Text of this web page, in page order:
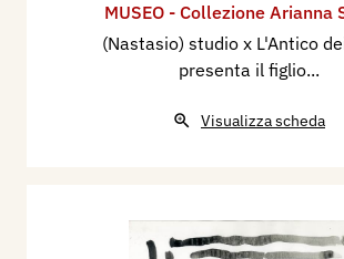
MUSEO - Collezione Arianna
(Nastasio) studio x L'Antico
presenta il figlio...
Visualizza scheda